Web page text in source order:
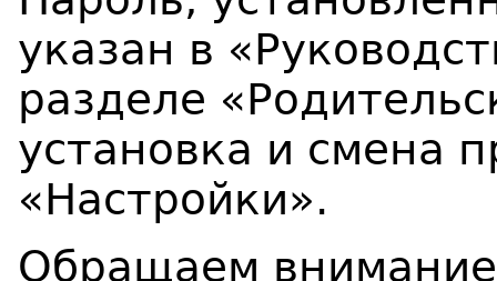
указан в
разделе
установка и смена
«Настройки».
Обращаем